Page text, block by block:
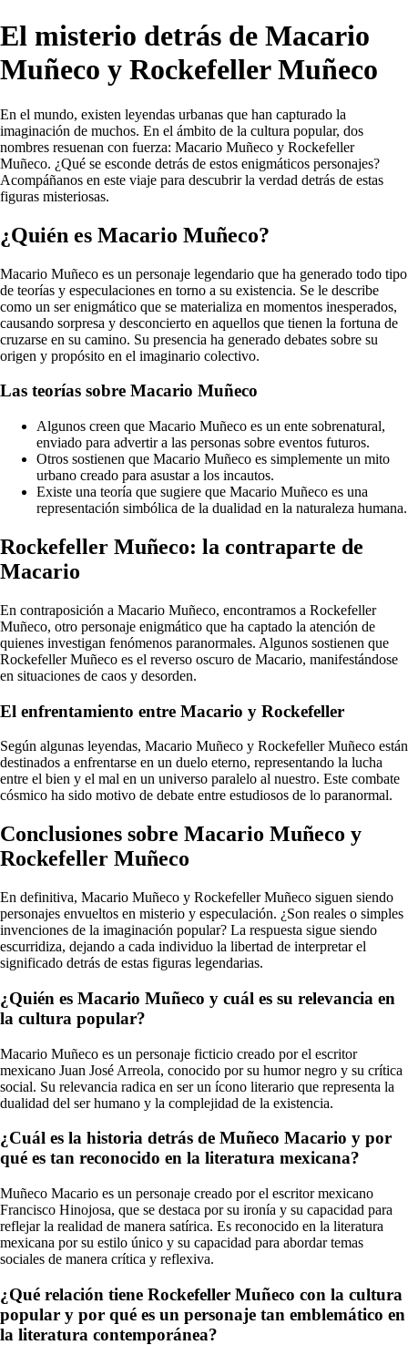
El misterio detrás de Macario
Muñeco y Rockefeller Muñeco
En el mundo, existen leyendas urbanas que han capturado la
imaginación de muchos. En el ámbito de la cultura popular, dos
nombres resuenan con fuerza: Macario Muñeco y Rockefeller
Muñeco. ¿Qué se esconde detrás de estos enigmáticos personajes?
Acompáñanos en este viaje para descubrir la verdad detrás de estas
figuras misteriosas.
¿Quién es Macario Muñeco?
Macario Muñeco es un personaje legendario que ha generado todo tipo
de teorías y especulaciones en torno a su existencia. Se le describe
como un ser enigmático que se materializa en momentos inesperados,
causando sorpresa y desconcierto en aquellos que tienen la fortuna de
cruzarse en su camino. Su presencia ha generado debates sobre su
origen y propósito en el imaginario colectivo.
Las teorías sobre Macario Muñeco
Algunos creen que Macario Muñeco es un ente sobrenatural,
enviado para advertir a las personas sobre eventos futuros.
Otros sostienen que Macario Muñeco es simplemente un mito
urbano creado para asustar a los incautos.
Existe una teoría que sugiere que Macario Muñeco es una
representación simbólica de la dualidad en la naturaleza humana.
Rockefeller Muñeco: la contraparte de
Macario
En contraposición a Macario Muñeco, encontramos a Rockefeller
Muñeco, otro personaje enigmático que ha captado la atención de
quienes investigan fenómenos paranormales. Algunos sostienen que
Rockefeller Muñeco es el reverso oscuro de Macario, manifestándose
en situaciones de caos y desorden.
El enfrentamiento entre Macario y Rockefeller
Según algunas leyendas, Macario Muñeco y Rockefeller Muñeco están
destinados a enfrentarse en un duelo eterno, representando la lucha
entre el bien y el mal en un universo paralelo al nuestro. Este combate
cósmico ha sido motivo de debate entre estudiosos de lo paranormal.
Conclusiones sobre Macario Muñeco y
Rockefeller Muñeco
En definitiva, Macario Muñeco y Rockefeller Muñeco siguen siendo
personajes envueltos en misterio y especulación. ¿Son reales o simples
invenciones de la imaginación popular? La respuesta sigue siendo
escurridiza, dejando a cada individuo la libertad de interpretar el
significado detrás de estas figuras legendarias.
¿Quién es Macario Muñeco y cuál es su relevancia en
la cultura popular?
Macario Muñeco es un personaje ficticio creado por el escritor
mexicano Juan José Arreola, conocido por su humor negro y su crítica
social. Su relevancia radica en ser un ícono literario que representa la
dualidad del ser humano y la complejidad de la existencia.
¿Cuál es la historia detrás de Muñeco Macario y por
qué es tan reconocido en la literatura mexicana?
Muñeco Macario es un personaje creado por el escritor mexicano
Francisco Hinojosa, que se destaca por su ironía y su capacidad para
reflejar la realidad de manera satírica. Es reconocido en la literatura
mexicana por su estilo único y su capacidad para abordar temas
sociales de manera crítica y reflexiva.
¿Qué relación tiene Rockefeller Muñeco con la cultura
popular y por qué es un personaje tan emblemático en
la literatura contemporánea?